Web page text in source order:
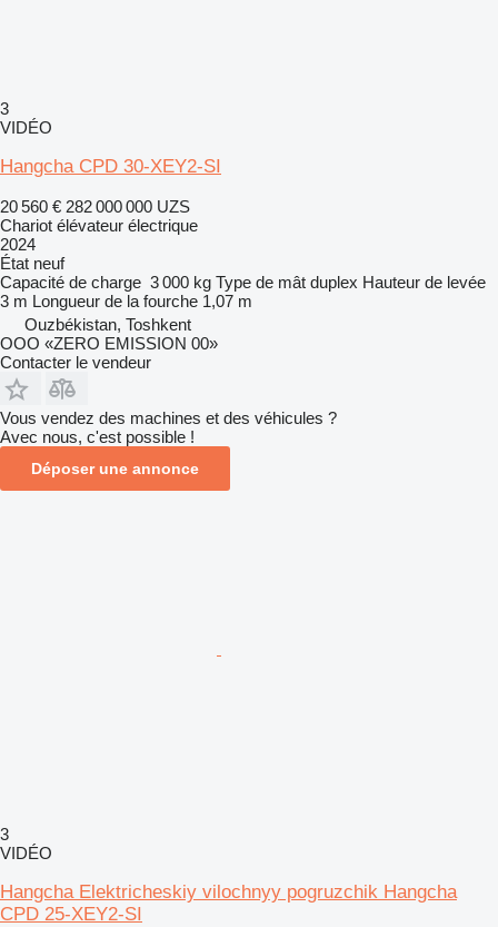
3
VIDÉO
Hangcha CPD 30-XEY2-SI
20 560 € 282 000 000 UZS
Chariot élévateur électrique
2024
État neuf
Capacité de charge 3 000 kg Type de mât duplex Hauteur de levée
3 m Longueur de la fourche 1,07 m
Ouzbékistan, Toshkent
OOO «ZERO EMISSION 00»
Contacter le vendeur
Vous vendez des machines et des véhicules ?
Avec nous, c'est possible !
Déposer une annonce
3
VIDÉO
Hangcha Elektricheskiy vilochnyy pogruzchik Hangcha
CPD 25-XEY2-SI